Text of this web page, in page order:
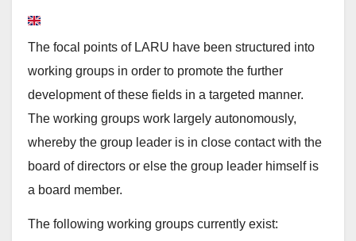
The focal points of LARU have been structured into
working groups in order to promote the further
development of these fields in a targeted manner.
The working groups work largely autonomously,
whereby the group leader is in close contact with the
board of directors or else the group leader himself is
a board member.
The following working groups currently exist: